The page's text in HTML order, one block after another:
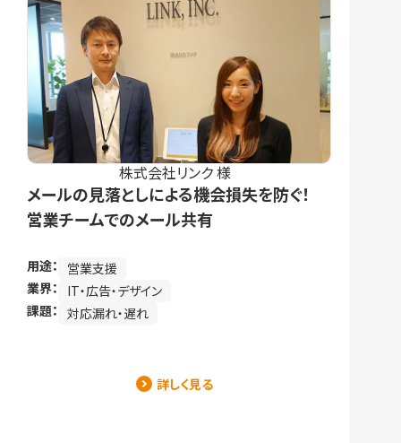
株式会社リンク 様
メールの見落としによる機会損失を防ぐ！
営業チームでのメール共有
用途：
営業支援
業界：
IT・広告・デザイン
課題： 対応漏れ・遅れ
詳しく見る